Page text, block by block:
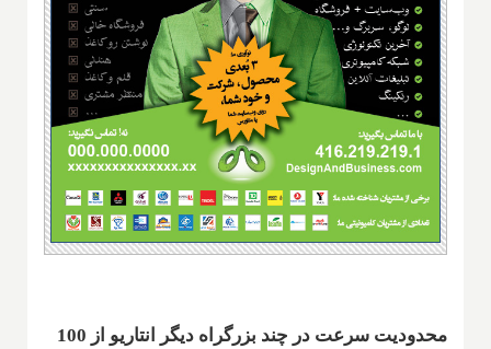
محدودیت سرعت در چند بزرگراه دیگر انتاریو از 100